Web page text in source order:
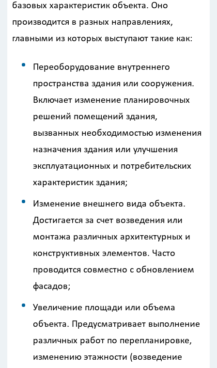
базовых характеристик объекта. Оно
производится в разных направлениях,
главными из которых выступают такие как:
Переоборудование внутреннего
пространства здания или сооружения.
Включает изменение планировочных
решений помещений здания,
вызванных необходимостью изменения
назначения здания или улучшения
эксплуатационных и потребительских
характеристик здания;
Изменение внешнего вида объекта.
Достигается за счет возведения или
монтажа различных архитектурных и
конструктивных элементов. Часто
проводится совместно с обновлением
фасадов;
Увеличение площади или объема
объекта. Предусматривает выполнение
различных работ по перепланировке,
изменению этажности (возведение